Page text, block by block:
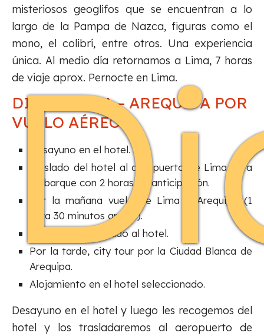
misteriosos geoglifos que se encuentran a lo
largo de la Pampa de Nazca, figuras como el
mono, el colibrí, entre otros. Una experiencia
única. Al medio día retornamos a Lima, 7 horas
de viaje aprox. Pernocte en Lima.
DIA 06: LIMA – AREQUIPA POR
VUELO AÉREO.
Desayuno en el hotel.
Traslado del hotel al aeropuerto de Lima para
embarque con 2 horas de anticipación.
Por la mañana vuelo de Lima a Arequipa (1
hora 30 minutos aprox.).
Recepción y traslado al hotel.
Por la tarde, city tour por la Ciudad Blanca de
Arequipa.
Alojamiento en el hotel seleccionado.
Desayuno en el hotel y luego les recogemos del
hotel y los trasladaremos al aeropuerto de